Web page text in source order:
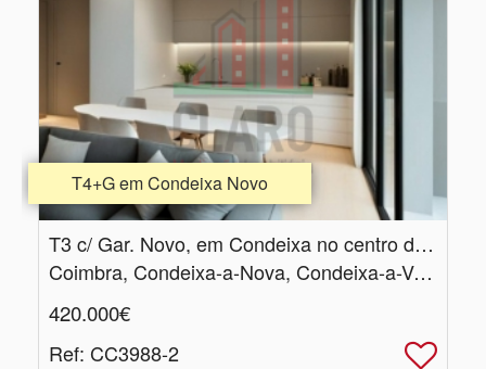
T4+G em Condeixa Novo
T3 c/ Gar.​ Novo, em Condeixa no centro da Vila
Coimbra, Condeixa-a-Nova, Condeixa-a-Velha e Condeixa-a-Nova
420.000€
Ref: CC3988-2